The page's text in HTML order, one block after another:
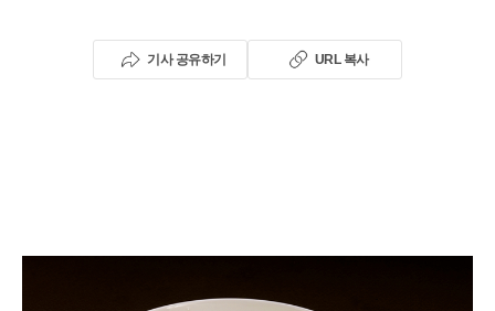
기사 공유하기 URL 복사